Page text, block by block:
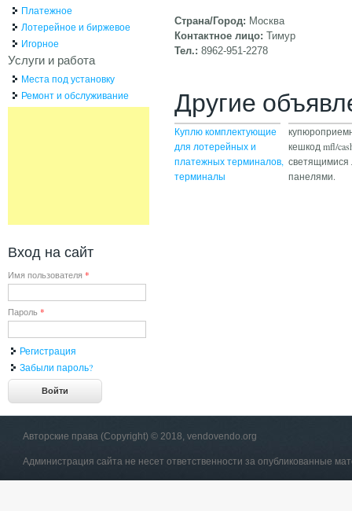
Страна/Город: Москва
Контактное лицо: Тимур
Тел.: 8962-951-2278
Другие
Куплю комплектующие
для лотерейных и
платежных терминалов,
терминалы
кешкод mfl/
светящимися
панелями.
Платежное
Лотерейное и биржевое
Игорное
Услуги и работа
Места под установку
Ремонт и обслуживание
Вход на сайт
Имя пользователя *
Пароль *
Регистрация
Забыли пароль?
Авторские права (Copyright) © 2018, vendovendo.org
Администрация сайта не несет ответственности за опубликованные